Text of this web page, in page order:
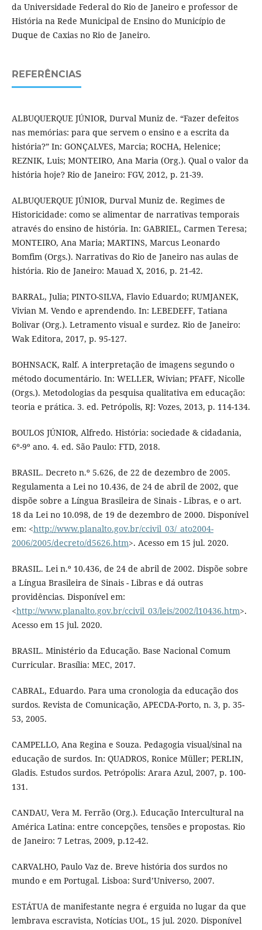
da Universidade Federal do Rio de Janeiro e professor de
História na Rede Municipal de Ensino do Município de
Duque de Caxias no Rio de Janeiro.
REFERÊNCIAS
ALBUQUERQUE JÚNIOR, Durval Muniz de. “Fazer defeitos
nas memórias: para que servem o ensino e a escrita da
história?” In: GONÇALVES, Marcia; ROCHA, Helenice;
REZNIK, Luis; MONTEIRO, Ana Maria (Org.). Qual o valor da
história hoje? Rio de Janeiro: FGV, 2012, p. 21-39.
ALBUQUERQUE JÚNIOR, Durval Muniz de. Regimes de
Historicidade: como se alimentar de narrativas temporais
através do ensino de história. In: GABRIEL, Carmen Teresa;
MONTEIRO, Ana Maria; MARTINS, Marcus Leonardo
Bomfim (Orgs.). Narrativas do Rio de Janeiro nas aulas de
história. Rio de Janeiro: Mauad X, 2016, p. 21-42.
BARRAL, Julia; PINTO-SILVA, Flavio Eduardo; RUMJANEK,
Vivian M. Vendo e aprendendo. In: LEBEDEFF, Tatiana
Bolivar (Org.). Letramento visual e surdez. Rio de Janeiro:
Wak Editora, 2017, p. 95-127.
BOHNSACK, Ralf. A interpretação de imagens segundo o
método documentário. In: WELLER, Wivian; PFAFF, Nicolle
(Orgs.). Metodologias da pesquisa qualitativa em educação:
teoria e prática. 3. ed. Petrópolis, RJ: Vozes, 2013, p. 114-134.
BOULOS JÚNIOR, Alfredo. História: sociedade & cidadania,
6º-9º ano. 4. ed. São Paulo: FTD, 2018.
BRASIL. Decreto n.º 5.626, de 22 de dezembro de 2005.
Regulamenta a Lei no 10.436, de 24 de abril de 2002, que
dispõe sobre a Língua Brasileira de Sinais - Libras, e o art.
18 da Lei no 10.098, de 19 de dezembro de 2000. Disponível
em: <http://www.planalto.gov.br/ccivil_03/_ato2004-
2006/2005/decreto/d5626.htm>. Acesso em 15 jul. 2020.
BRASIL. Lei n.º 10.436, de 24 de abril de 2002. Dispõe sobre
a Língua Brasileira de Sinais - Libras e dá outras
providências. Disponível em:
<http://www.planalto.gov.br/ccivil_03/leis/2002/l10436.htm>.
Acesso em 15 jul. 2020.
BRASIL. Ministério da Educação. Base Nacional Comum
Curricular. Brasília: MEC, 2017.
CABRAL, Eduardo. Para uma cronologia da educação dos
surdos. Revista de Comunicação, APECDA-Porto, n. 3, p. 35-
53, 2005.
CAMPELLO, Ana Regina e Souza. Pedagogia visual/sinal na
educação de surdos. In: QUADROS, Ronice Müller; PERLIN,
Gladis. Estudos surdos. Petrópolis: Arara Azul, 2007, p. 100-
131.
CANDAU, Vera M. Ferrão (Org.). Educação Intercultural na
América Latina: entre concepções, tensões e propostas. Rio
de Janeiro: 7 Letras, 2009, p.12-42.
CARVALHO, Paulo Vaz de. Breve história dos surdos no
mundo e em Portugal. Lisboa: Surd’Universo, 2007.
ESTÁTUA de manifestante negra é erguida no lugar da que
lembrava escravista, Notícias UOL, 15 jul. 2020. Disponível